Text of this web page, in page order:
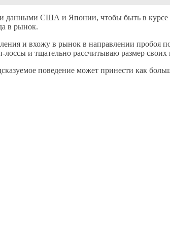
данными США и Японии, чтобы быть в курсе
в рынок.
и вхожу в рынок в направлении пробоя
лоссы и тщательно рассчитываю размер своих
поведение может принести как